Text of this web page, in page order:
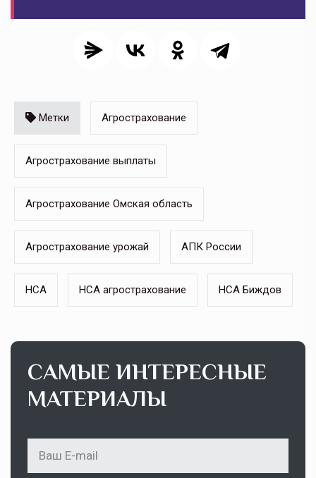
Метки Агрострахование
Агрострахование выплаты
Агрострахование Омская область
Агрострахование урожай АПК России
НСА НСА агрострахование НСА Биждов
САМЫЕ ИНТЕРЕСНЫЕ
МАТЕРИАЛЫ